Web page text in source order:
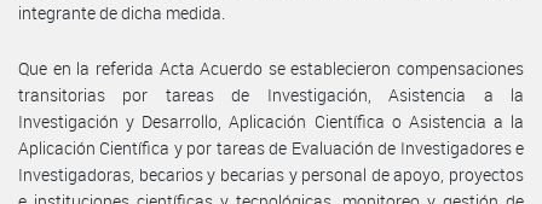
integrante de dicha medida.
Que en la referida Acta Acuerdo se establecieron compensaciones
transitorias por tareas de Investigación, Asistencia a la
Investigación y Desarrollo, Aplicación Científica o Asistencia a la
Aplicación Científica y por tareas de Evaluación de Investigadores e
Investigadoras, becarios y becarias y personal de apoyo, proyectos